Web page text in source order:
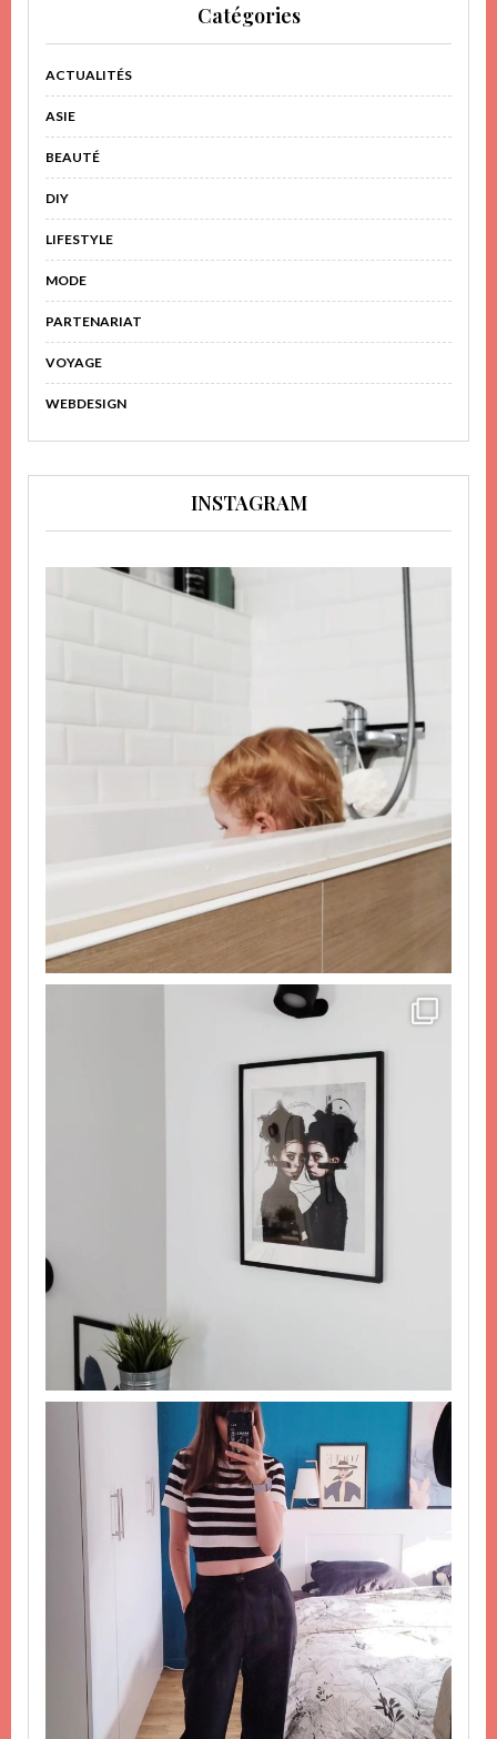
Catégories
ACTUALITÉS
ASIE
BEAUTÉ
DIY
LIFESTYLE
MODE
PARTENARIAT
VOYAGE
WEBDESIGN
INSTAGRAM